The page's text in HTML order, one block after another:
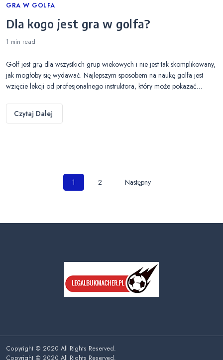
Categories
GRA W GOLFA
Dla kogo jest gra w golfa?
1 min read
Golf jest grą dla wszystkich grup wiekowych i nie jest tak skomplikowany,
jak mogłoby się wydawać. Najlepszym sposobem na naukę golfa jest
wzięcie lekcji od profesjonalnego instruktora, który może pokazać…
Czytaj Dalej
Nawigacja
1 2 Następny
Copyright © 2020 All Rights Reserved.
Copyright © 2020 All Rights Reserved.